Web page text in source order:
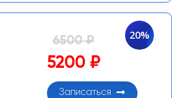
20%
6500 ₽
5200 ₽
Записаться